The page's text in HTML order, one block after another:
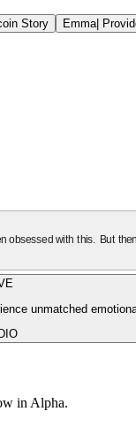
Story Emma|
obsessed with this. But
unmatched
in Alpha.